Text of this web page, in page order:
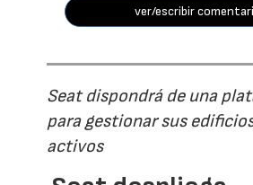
ver/escribir
Seat dispondrá de una
para gestionar sus
activos